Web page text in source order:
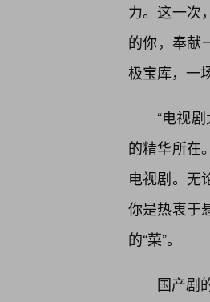
力。这一次
的你，奉献
极宝库，一
“电视
的精华所在
电视剧。无
你是热衷于
的“菜”。
国产剧